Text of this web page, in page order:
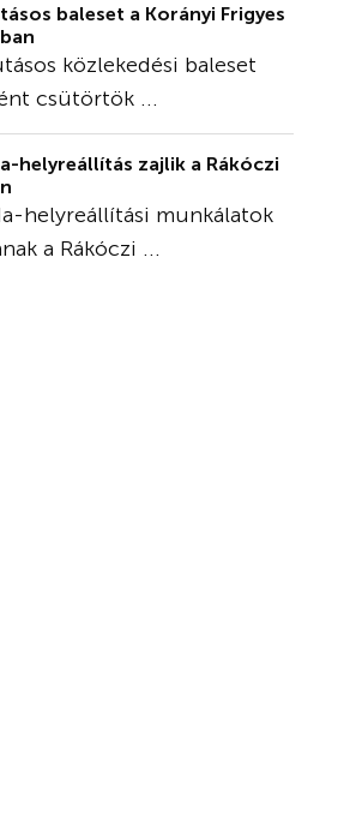
baleset a Korányi Frigyes
közlekedési baleset
csütörtök ...
helyreállítás zajlik a Rákóczi
helyreállítási munkálatok
a Rákóczi ...